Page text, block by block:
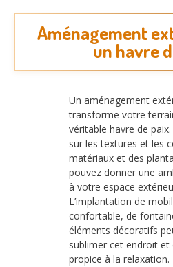
Aménagement
un havre
Un aménagement
transforme votre
véritable havre de paix.
sur les textures et les
matériaux et des
pouvez donner une
à votre espace
L’implantation de
confortable, de
éléments décoratifs
sublimer cet endroit et
propice à la relaxation.